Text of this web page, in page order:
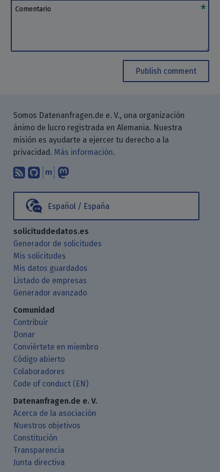
Comentario
Publish comment
Somos Datenanfragen.de e. V., una organización
ánimo de lucro registrada en Alemania. Nuestra
misión es ayudarte a ejercer tu derecho a la
privacidad. Más información.
Suscríbete a nuestro blog a través
Encuéntranos en GitHub
Encuéntranos en Matrix
Español / España
solicituddedatos.es
Generador de solicitudes
Mis solicitudes
Mis datos guardados
Listado de empresas
Generador avanzado
Comunidad
Contribuir
Donar
Conviértete en miembro
Código abierto
Colaboradores
Code of conduct (EN)
Datenanfragen.de e. V.
Acerca de la asociación
Nuestros objetivos
Constitución
Transparencia
Junta directiva